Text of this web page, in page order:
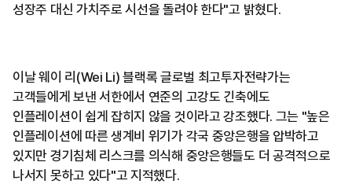
성장주 대신 가치주로 시선을 돌려야 한다"고 밝혔다.
이날 웨이 리(Wei Li) 블랙록 글로벌 최고투자전략가는
고객들에게 보낸 서한에서 연준의 고강도 긴축에도
인플레이션이 쉽게 잡히지 않을 것이라고 강조했다. 그는 "높은
인플레이션에 따른 생계비 위기가 각국 중앙은행을 압박하고
있지만 경기침체 리스크를 의식해 중앙은행들도 더 공격적으로
나서지 못하고 있다"고 지적했다.